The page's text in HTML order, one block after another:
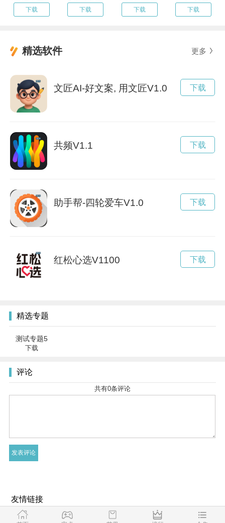
下载 下载 下载 下载
精选软件 更多
文匠AI-好文案, 用文匠V1.0 下载
共频V1.1 下载
助手帮-四轮爱车V1.0 下载
红松心选V1100 下载
精选专题
测试专题5
下载
评论
共有0条评论
友情链接